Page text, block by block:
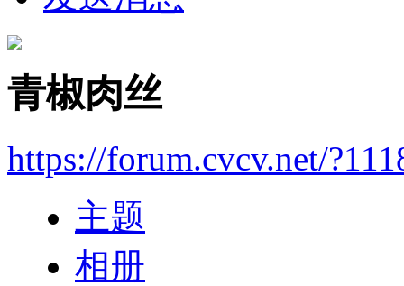
青椒肉丝
https://forum.cvcv.net/
主题
相册